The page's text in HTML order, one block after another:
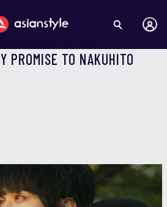
PROMISE TO NAKUHITO